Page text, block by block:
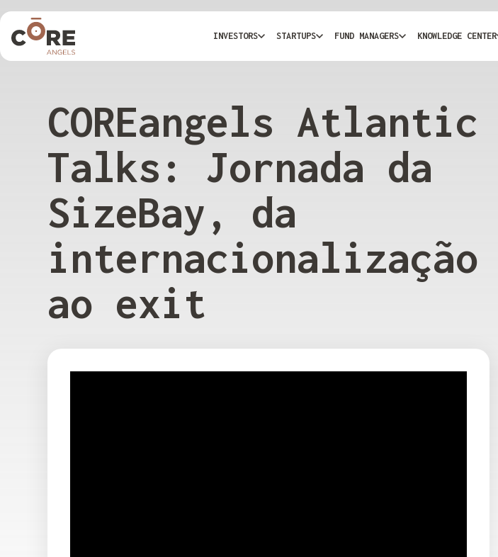
INVESTORS STARTUPS FUND MANAGERS KNOWLEDGE CENTER
COREangels Atlantic
Talks: Jornada da
SizeBay, da
internacionalização
ao exit